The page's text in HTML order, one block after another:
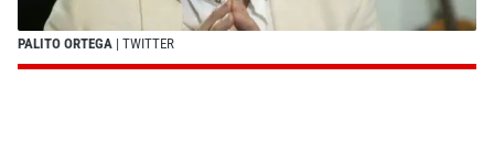
PALITO ORTEGA | TWITTER